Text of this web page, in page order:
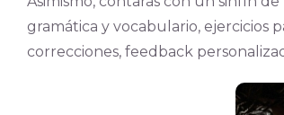
gramática y vocabulario, ejercicios
correcciones, feedback